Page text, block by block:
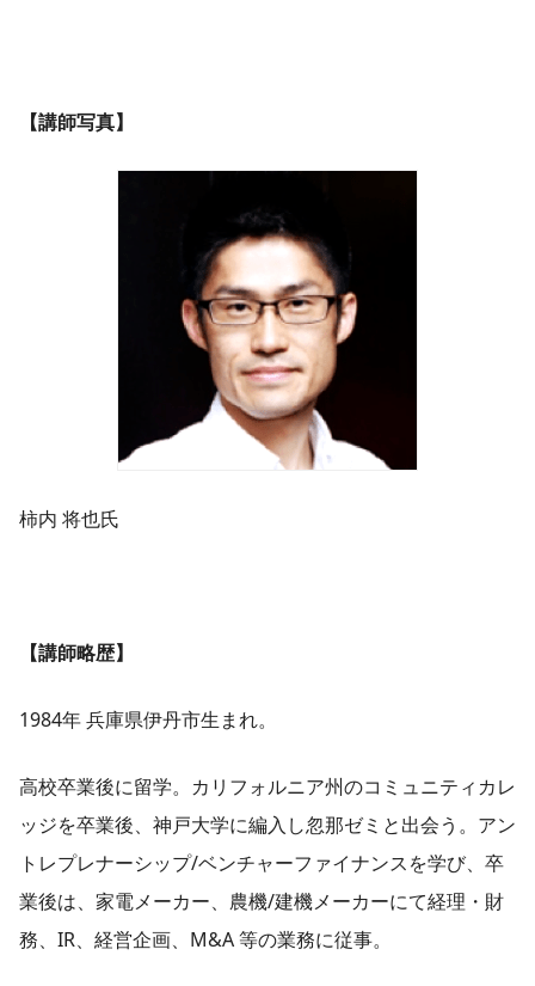
【講師写真】
柿内 将也​氏
【講師略歴】
1984年 兵庫県伊丹市生まれ。
高校卒業後に留学。カリフォルニア州のコミュニティカレ
ッジを卒業後、神戸大学に編入し忽那ゼミと出会う。アン
トレプレナーシップ/ベンチャーファイナンスを学び、卒
業後は、家電メーカー、農機/建機メーカーにて経理・財
務、IR、経営企画、M&A 等の業務に従事。